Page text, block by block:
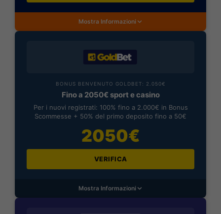
Mostra Informazioni
BONUS BENVENUTO GOLDBET: 2.050€
Fino a 2050€ sport e casino
Per i nuovi registrati: 100% fino a 2.000€ in Bonus
Scommesse + 50% del primo deposito fino a 50€
2050€
VERIFICA
Mostra Informazioni